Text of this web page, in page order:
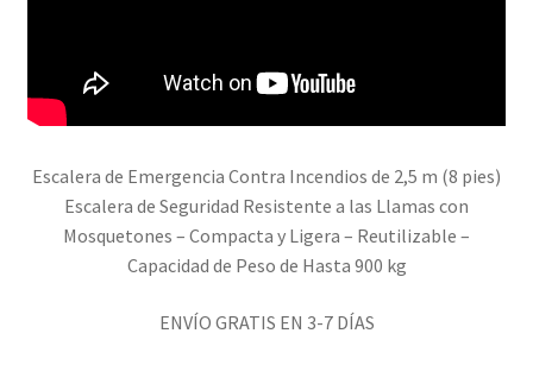
Escalera de Emergencia Contra Incendios de 2,5 m (8 pies)
Escalera de Seguridad Resistente a las Llamas con
Mosquetones – Compacta y Ligera – Reutilizable –
Capacidad de Peso de Hasta 900 kg
ENVÍO GRATIS EN 3-7 DÍAS